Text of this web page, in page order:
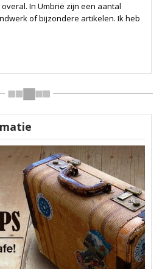
overal. In Umbrië zijn een aantal
of bijzondere artikelen. Ik heb